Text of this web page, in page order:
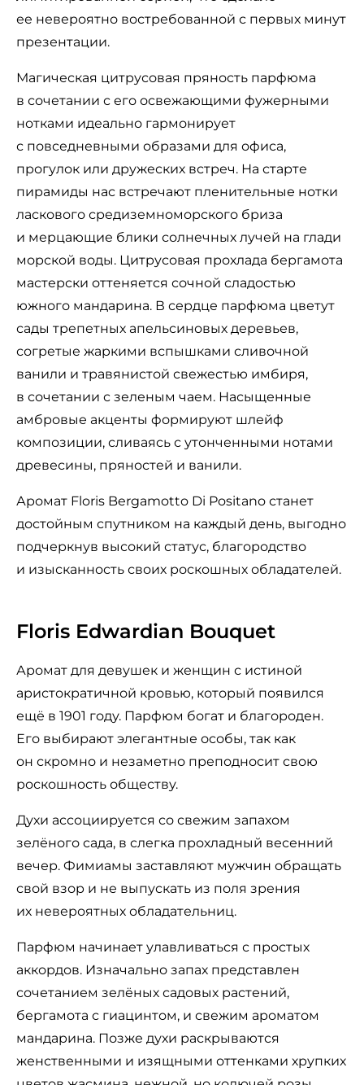
ее невероятно востребованной с первых минут
презентации.
Магическая цитрусовая пряность парфюма
в сочетании с его освежающими фужерными
нотками идеально гармонирует
с повседневными образами для офиса,
прогулок или дружеских встреч. На старте
пирамиды нас встречают пленительные нотки
ласкового средиземноморского бриза
и мерцающие блики солнечных лучей на глади
морской воды. Цитрусовая прохлада бергамота
мастерски оттеняется сочной сладостью
южного мандарина. В сердце парфюма цветут
сады трепетных апельсиновых деревьев,
согретые жаркими вспышками сливочной
ванили и травянистой свежестью имбиря,
в сочетании с зеленым чаем. Насыщенные
амбровые акценты формируют шлейф
композиции, сливаясь с утонченными нотами
древесины, пряностей и ванили.
Аромат Floris Bergamotto Di Positano станет
достойным спутником на каждый день, выгодно
подчеркнув высокий статус, благородство
и изысканность своих роскошных обладателей.
Floris Edwardian Bouquet
Аромат для девушек и женщин с истиной
аристократичной кровью, который появился
ещё в 1901 году. Парфюм богат и благороден.
Его выбирают элегантные особы, так как
он скромно и незаметно преподносит свою
роскошность обществу.
Духи ассоциируется со свежим запахом
зелёного сада, в слегка прохладный весенний
вечер. Фимиамы заставляют мужчин обращать
свой взор и не выпускать из поля зрения
их невероятных обладательниц.
Парфюм начинает улавливаться с простых
аккордов. Изначально запах представлен
сочетанием зелёных садовых растений,
бергамота с гиацинтом, и свежим ароматом
мандарина. Позже духи раскрываются
женственными и изящными оттенками хрупких